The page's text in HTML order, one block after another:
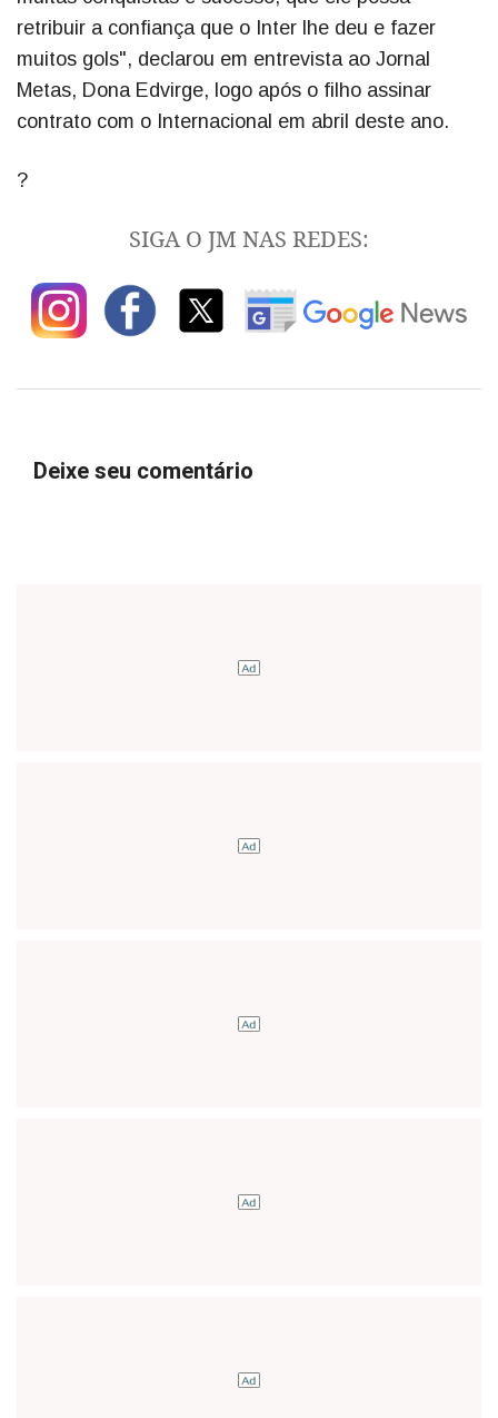
retribuir a confiança que o Inter lhe deu e fazer
muitos gols", declarou em entrevista ao Jornal
Metas, Dona Edvirge, logo após o filho assinar
contrato com o Internacional em abril deste ano.
?
SIGA O JM NAS REDES:
Deixe seu comentário